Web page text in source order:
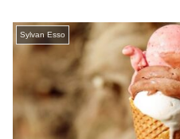
Sylvan Esso